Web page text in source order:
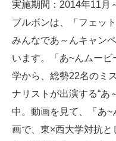
実施期間：2014年11月
ブルボンは、「フェッ
みんなであ～んキャン
います。「あ~んムー
学から、総勢22名のミ
ナリストが出演する“あ
中。動画を見て、「あ
画で、東×西大学対抗